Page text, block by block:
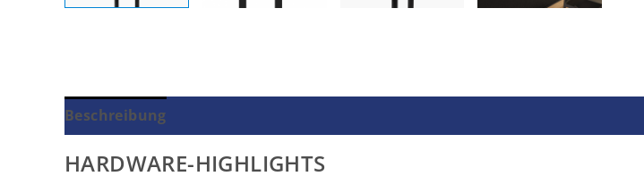
Beschreibung
HARDWARE-HIGHLIGHTS